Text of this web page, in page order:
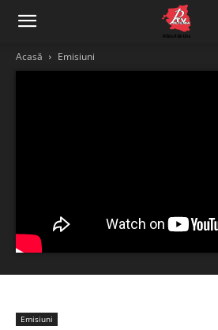
Acasă Emisiuni
Emisiuni